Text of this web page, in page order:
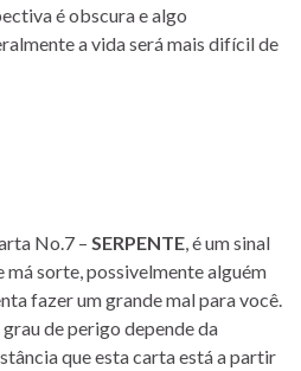
é obscura e algo
a vida será mais difícil de
No.7 – SERPENTE, é um sinal
má sorte, possivelmente alguém
fazer um grande mal para você.
de perigo depende da
que esta carta está a partir